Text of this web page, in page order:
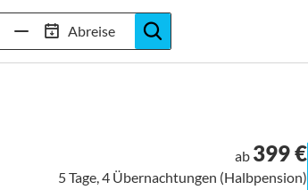
Abreise
20+ Jahre Trainingslager-Expertise
ab 399 €
5 Tage, 4 Übernachtungen (Halbpension)